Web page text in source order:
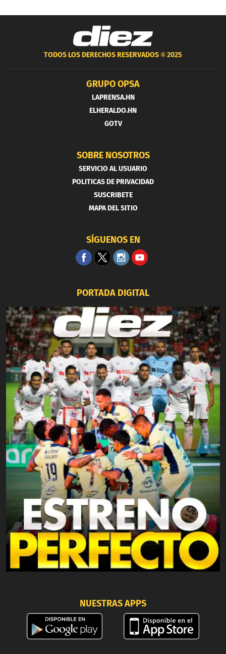
TODOS LOS DERECHOS RESERVADOS ®2025
GRUPO OPSA
LAPRENSA.HN
ELHERALDO.HN
GOTV
SOBRE NOSOTROS
SERVICIO AL USUARIO
POLITICAS DE PRIVACIDAD
SUSCRIBETE
MAPA DEL SITIO
SÍGUENOS EN
PORTADA DIGITAL
NUESTRAS APPS